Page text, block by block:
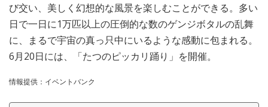
び交い、美しく幻想的な風景を楽しむことができる。多い
日で一日に1万匹以上の圧倒的な数のゲンジボタルの乱舞
に、まるで宇宙の真っ只中にいるような感動に包まれる。
6月20日には、「たつのピッカリ踊り」を開催。
情報提供：イベントバンク